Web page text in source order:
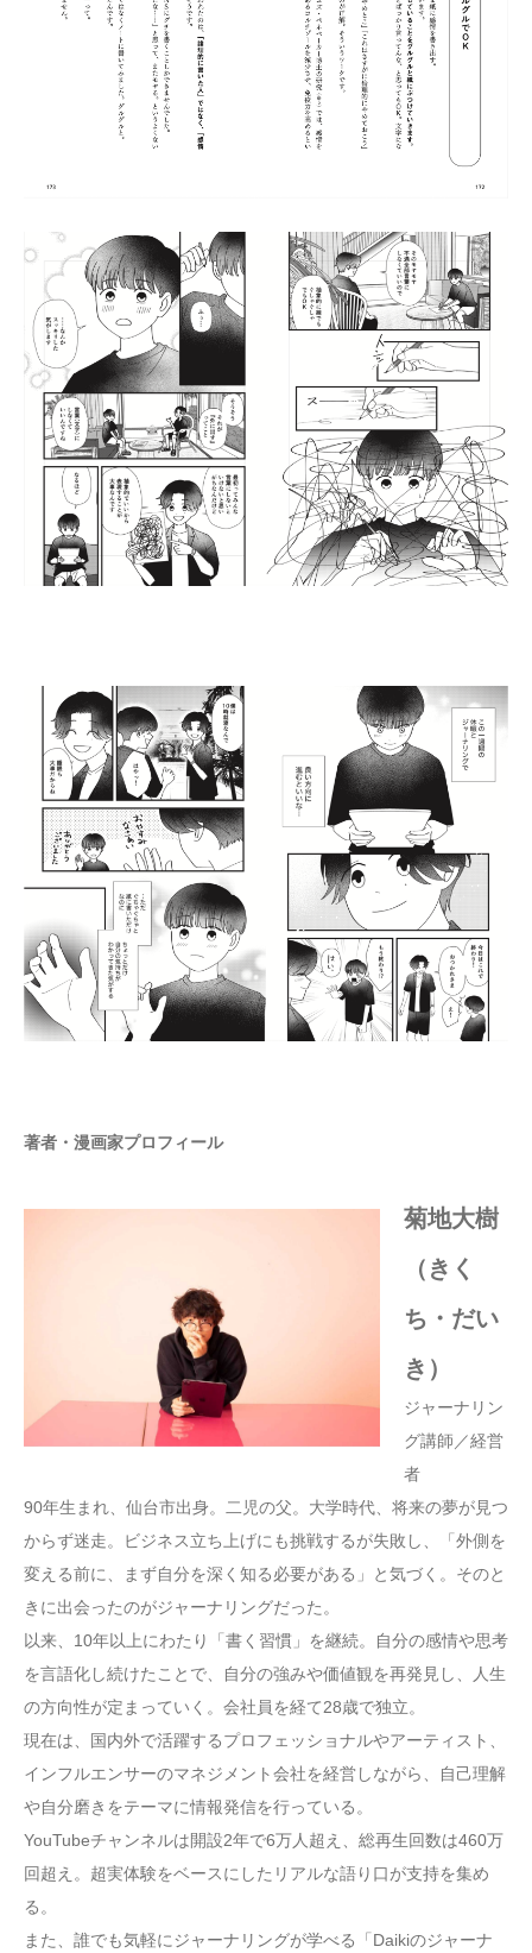
著者・漫画家プロフィール
菊地大樹
（きく
ち・だい
き）
ジャーナリン
グ講師／経営
者
90年生まれ、仙台市出身。二児の父。大学時代、将来の夢が見つ
からず迷走。ビジネス立ち上げにも挑戦するが失敗し、「外側を
変える前に、まず自分を深く知る必要がある」と気づく。そのと
きに出会ったのがジャーナリングだった。
以来、10年以上にわたり「書く習慣」を継続。自分の感情や思考
を言語化し続けたことで、自分の強みや価値観を再発見し、人生
の方向性が定まっていく。会社員を経て28歳で独立。
現在は、国内外で活躍するプロフェッショナルやアーティスト、
インフルエンサーのマネジメント会社を経営しながら、自己理解
や自分磨きをテーマに情報発信を行っている。
YouTubeチャンネルは開設2年で6万人超え、総再生回数は460万
回超え。超実体験をベースにしたリアルな語り口が支持を集め
る。
また、誰でも気軽にジャーナリングが学べる「Daikiのジャーナ